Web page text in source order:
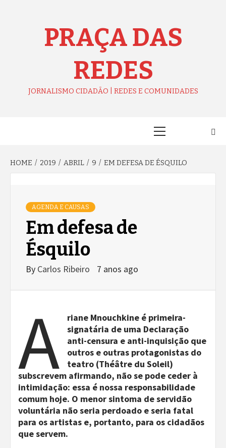
PRAÇA DAS
REDES
JORNALISMO CIDADÃO | REDES E COMUNIDADES
HOME 2019 ABRIL 9 EM DEFESA DE ÉSQUILO
AGENDA E CAUSAS
Em defesa de
Ésquilo
By Carlos Ribeiro 7 anos ago
A
riane Mnouchkine é primeira-
signatária de uma Declaração
anti-censura e anti-inquisição que
outros e outras protagonistas do
teatro (Théâtre du Soleil)
subscrevem afirmando, não se pode ceder à
intimidação: essa é nossa responsabilidade
comum hoje. O menor sintoma de servidão
voluntária não seria perdoado e seria fatal
para os artistas e, portanto, para os cidadãos
que servem.